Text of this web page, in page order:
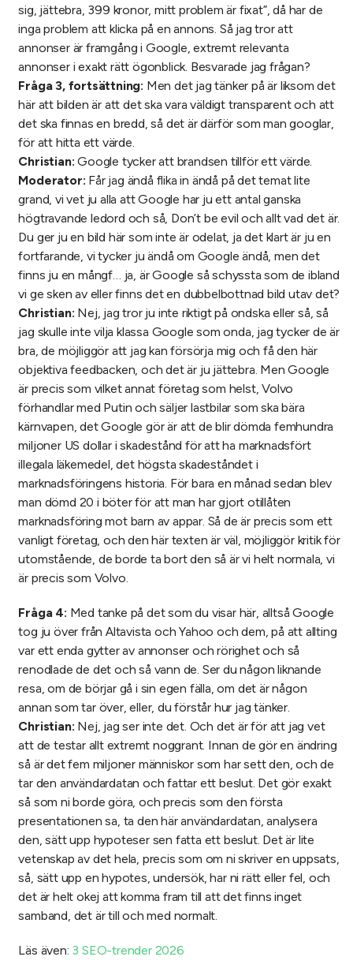
sig, jättebra, 399 kronor, mitt problem är fixat”, då har de
inga problem att klicka på en annons. Så jag tror att
annonser är framgång i Google, extremt relevanta
annonser i exakt rätt ögonblick. Besvarade jag frågan?
Fråga 3, fortsättning: Men det jag tänker på är liksom det
här att bilden är att det ska vara väldigt transparent och att
det ska finnas en bredd, så det är därför som man googlar,
för att hitta ett värde.
Christian:Google tycker att brandsen tillför ett värde.
Moderator: Får jag ändå flika in ändå på det temat lite
grand, vi vet ju alla att Google har ju ett antal ganska
högtravande ledord och så, Don’t be evil och allt vad det är.
Du ger ju en bild här som inte är odelat, ja det klart är ju en
fortfarande, vi tycker ju ändå om Google ändå, men det
finns ju en mångf… ja, är Google så schyssta som de ibland
vi ge sken av eller finns det en dubbelbottnad bild utav det?
Christian: Nej, jag tror ju inte riktigt på ondska eller så, så
jag skulle inte vilja klassa Google som onda, jag tycker de är
bra, de möjliggör att jag kan försörja mig och få den här
objektiva feedbacken, och det är ju jättebra. Men Google
är precis som vilket annat företag som helst, Volvo
förhandlar med Putin och säljer lastbilar som ska bära
kärnvapen, det Google gör är att de blir dömda femhundra
miljoner US dollar i skadestånd för att ha marknadsfört
illegala läkemedel, det högsta skadeståndet i
marknadsföringens historia. För bara en månad sedan blev
man dömd 20 i böter för att man har gjort otillåten
marknadsföring mot barn av appar. Så de är precis som ett
vanligt företag, och den här texten är väl, möjliggör kritik för
utomstående, de borde ta bort den så är vi helt normala, vi
är precis som Volvo.
Fråga 4: Med tanke på det som du visar här, alltså Google
tog ju över från Altavista och Yahoo och dem, på att allting
var ett enda gytter av annonser och rörighet och så
renodlade de det och så vann de. Ser du någon liknande
resa, om de börjar gå i sin egen fälla, om det är någon
annan som tar över, eller, du förstår hur jag tänker.
Christian: Nej, jag ser inte det. Och det är för att jag vet
att de testar allt extremt noggrant. Innan de gör en ändring
så är det fem miljoner människor som har sett den, och de
tar den användardatan och fattar ett beslut. Det gör exakt
så som ni borde göra, och precis som den första
presentationen sa, ta den här användardatan, analysera
den, sätt upp hypoteser sen fatta ett beslut. Det är lite
vetenskap av det hela, precis som om ni skriver en uppsats,
så, sätt upp en hypotes, undersök, har ni rätt eller fel, och
det är helt okej att komma fram till att det finns inget
samband, det är till och med normalt.
Läs även: 3 SEO-trender 2026